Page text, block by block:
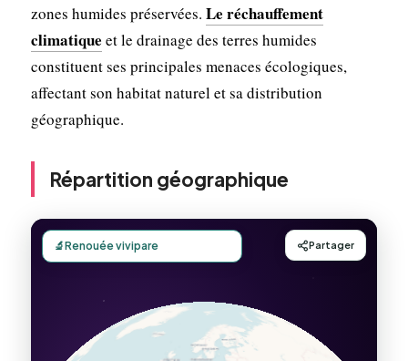
zones humides préservées. Le réchauffement
climatique et le drainage des terres humides
constituent ses principales menaces écologiques,
affectant son habitat naturel et sa distribution
géographique.
Répartition géographique